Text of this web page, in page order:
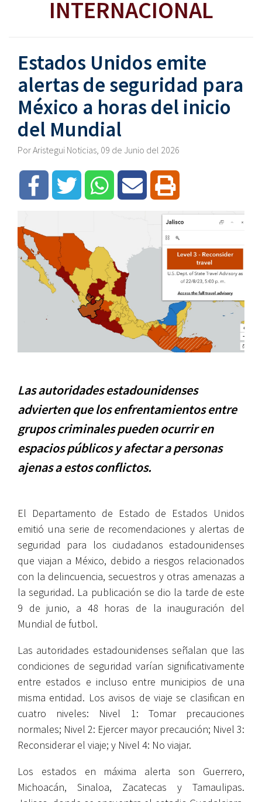
INTERNACIONAL
Estados Unidos emite
alertas de seguridad para
México a horas del inicio
del Mundial
Por Aristegui Noticias, 09 de Junio del 2026
Las autoridades estadounidenses
advierten que los enfrentamientos entre
grupos criminales pueden ocurrir en
espacios públicos y afectar a personas
ajenas a estos conflictos.
El Departamento de Estado de Estados Unidos
emitió una serie de recomendaciones y alertas de
seguridad para los ciudadanos estadounidenses
que viajan a México, debido a riesgos relacionados
con la delincuencia, secuestros y otras amenazas a
la seguridad. La publicación se dio la tarde de este
9 de junio, a 48 horas de la inauguración del
Mundial de futbol.
Las autoridades estadounidenses señalan que las
condiciones de seguridad varían significativamente
entre estados e incluso entre municipios de una
misma entidad. Los avisos de viaje se clasifican en
cuatro niveles: Nivel 1: Tomar precauciones
normales; Nivel 2: Ejercer mayor precaución; Nivel 3:
Reconsiderar el viaje; y Nivel 4: No viajar.
Los estados en máxima alerta son Guerrero,
Michoacán, Sinaloa, Zacatecas y Tamaulipas.